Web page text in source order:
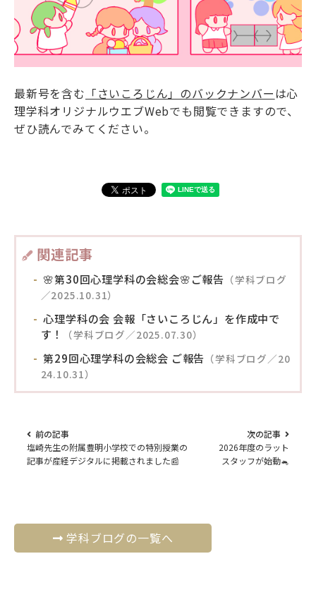
最新号を含む 「さいころじん」のバックナンバーは心
理学科オリジナルウエブWebでも閲覧できますので、
ぜひ読んでみてください。
関連記事
🌸第30回心理学科の会総会🌸ご報告 （学科ブログ
／2025.10.31）
心理学科の会 会報「さいころじん」を作成中で
す！
（学科ブログ／2025.07.30）
第29回心理学科の会総会 ご報告 （学科ブログ／20
24.10.31）
前の記事
塩崎先生の附属豊明小学校での特別授業の
記事が産経デジタルに掲載されました📰
次の記事
2026年度のラット
スタッフが始動🐁
学科ブログの一覧へ